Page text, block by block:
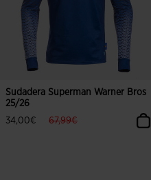
Sudadera Superman Warner Bros
25/26
34,00€
label.price.reduced.from
67,99€label.price.to